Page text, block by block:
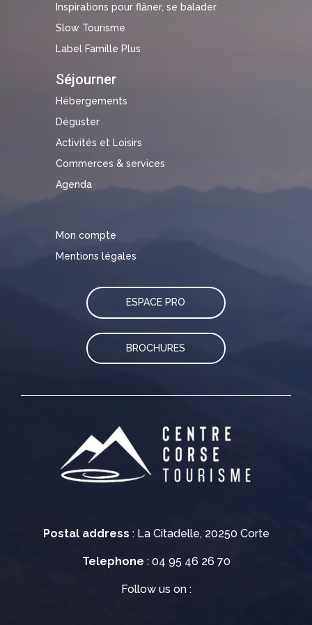
Postal address : La Citadelle, 20250 Corte
Telephone : 04 95 46 26 70
Follow us on :
Inspirations pour flâner, se balader
Slow Tourisme
Label Famille Plus
Séjourner
Hébergements
Déguster
Activités et Loisirs
Commerces & services
Agenda
Mon compte
Mentions légales
ESPACE PRO
BROCHURES